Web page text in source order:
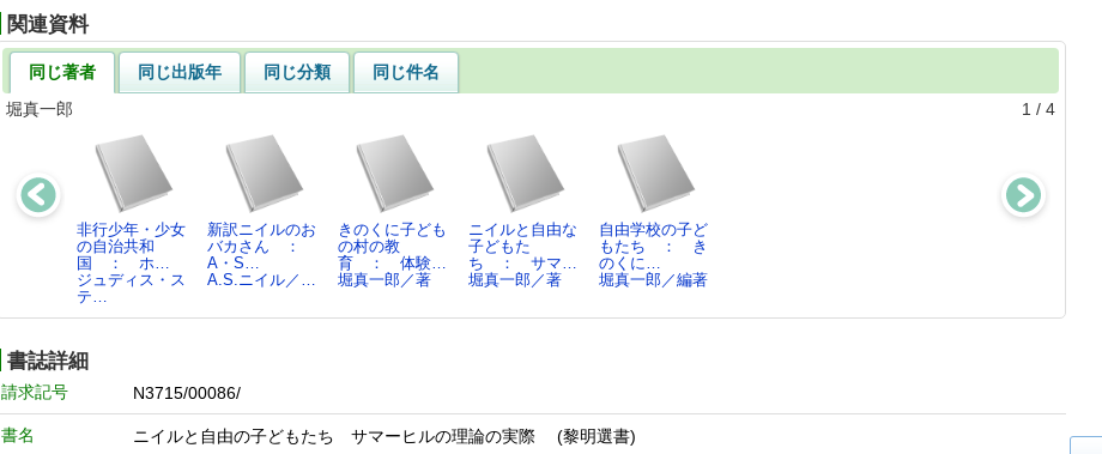
関連資料
同じ著者 同じ出版年 同じ分類
同じ件名
堀真一郎
1 / 4
非行少年・少女
の自治共和
国 ： ホ…
ジュディス・ス
テ…
新訳ニイルのお
バカさん ：
A・S…
A.S.ニイル／…
きのくに子ども
の村の教
育 ： 体験…
堀真一郎／著
ニイルと自由な
子どもた
ち ： サマ…
堀真一郎／著
自由学校の子ど
もたち ： き
のくに…
堀真一郎／編著
書誌詳細
請求記号 N3715/00086/
書名 ニイルと自由の子どもたち サマーヒルの理論の実際 (黎明選書)